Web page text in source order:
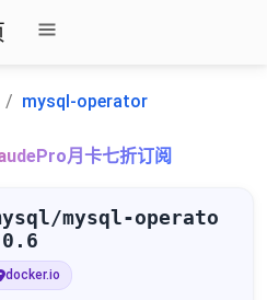
mysql-operator
月卡七折订阅
mysql-operato
docker.io